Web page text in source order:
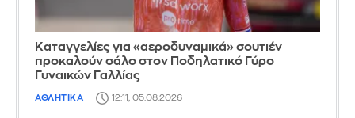
Καταγγελίες για «αεροδυναμικά» σουτιέν
προκαλούν σάλο στον Ποδηλατικό Γύρο
Γυναικών Γαλλίας
ΑΘΛΗΤΙΚΑ 12:11, 05.08.2026